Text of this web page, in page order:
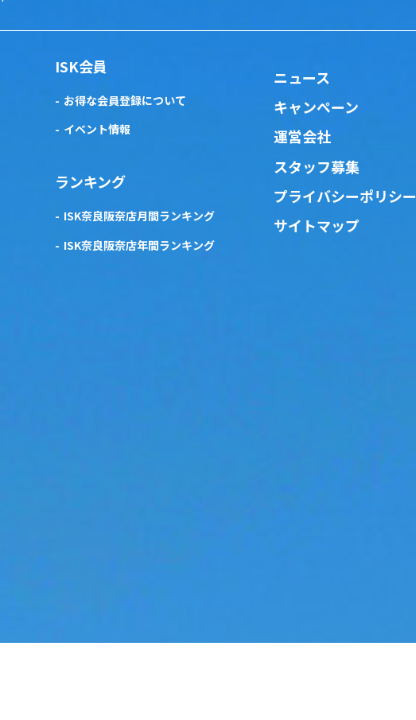
ISK会員
お得な会員登録について
イベント情報
ランキング
ISK奈良阪奈店月間ランキング
ISK奈良阪奈店年間ランキング
ニュース
キャンペーン
運営会社
スタッフ募集
プライバシーポリシー
サイトマップ